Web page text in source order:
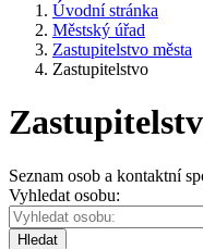
Úvodní stránka
Městský úřad
Zastupitelstvo města
Zastupitelstvo
Seznam osob a kontaktní
Vyhledat osobu:
Hledat